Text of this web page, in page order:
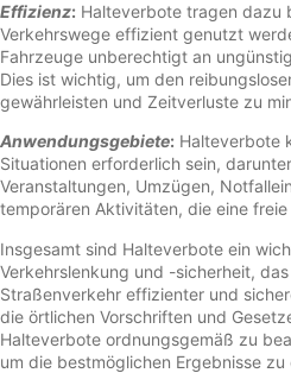
Effizienz: Halteverbote tragen dazu
Verkehrswege effizient genutzt
Fahrzeuge unberechtigt an
Dies ist wichtig, um den
gewährleisten und Zeitverluste zu
Anwendungsgebiete: Halteverbote
Situationen erforderlich sein,
Veranstaltungen, Umzügen,
temporären Aktivitäten, die eine
Insgesamt sind Halteverbote ein
Verkehrslenkung und -sicherheit,
Straßenverkehr effizienter und
die örtlichen Vorschriften und
Halteverbote ordnungsgemäß zu
um die bestmöglichen Ergebnisse zu